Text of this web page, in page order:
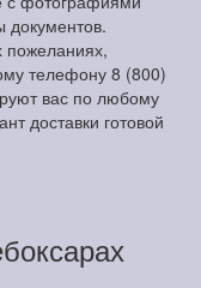
телефону 8 (800)
вас по любому
доставки готовой